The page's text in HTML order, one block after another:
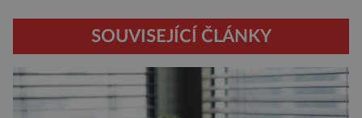
SOUVISEJÍCÍ ČLÁNKY